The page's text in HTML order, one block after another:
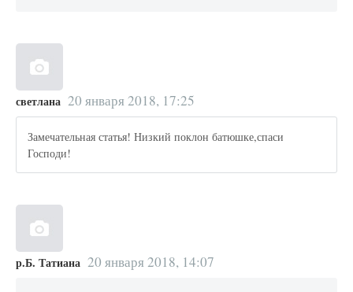
светлана 20 января 2018, 17:25
Замечательная статья! Низкий поклон батюшке,спаси
Господи!
р.Б. Татиана 20 января 2018, 14:07